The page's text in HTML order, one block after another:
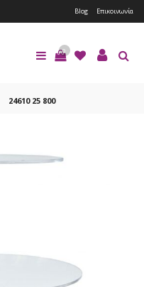
Blog Επικοινωνία
0
24610 25 800